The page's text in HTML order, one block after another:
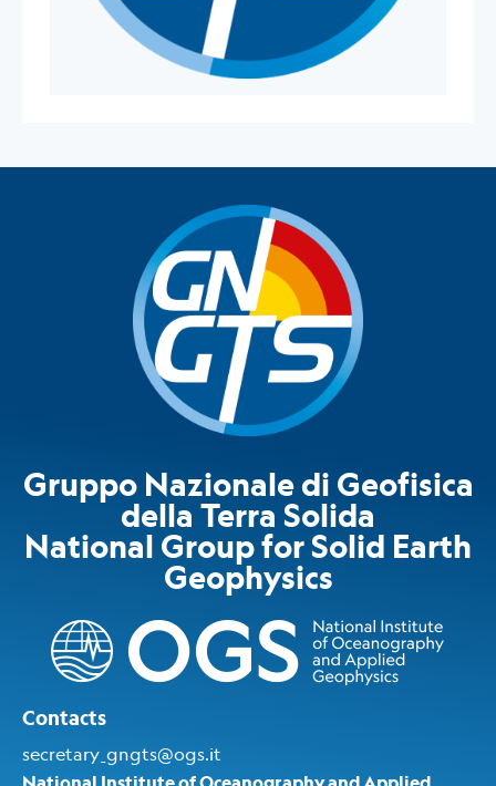
Gruppo Nazionale di Geofisica
della Terra Solida
National Group for Solid Earth
Geophysics​
Contacts
secretary_gngts@ogs.it